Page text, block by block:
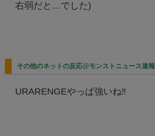
右弱だと…でした)
その他のネットの反応@モンストニュース速報
URARENGEやっぱ強いね‼️